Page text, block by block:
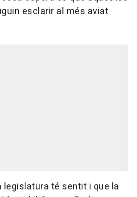
esclarir al més aviat
legislatura té sentit i que la